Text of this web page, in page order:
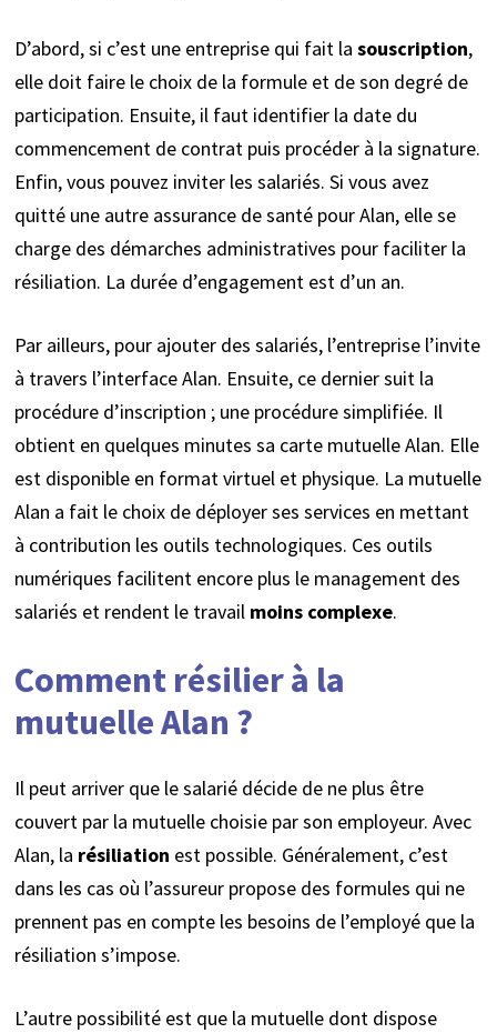
D’abord, si c’est une entreprise qui fait la souscription,
elle doit faire le choix de la formule et de son degré de
participation. Ensuite, il faut identifier la date du
commencement de contrat puis procéder à la signature.
Enfin, vous pouvez inviter les salariés. Si vous avez
quitté une autre assurance de santé pour Alan, elle se
charge des démarches administratives pour faciliter la
résiliation. La durée d’engagement est d’un an.
Par ailleurs, pour ajouter des salariés, l’entreprise l’invite
à travers l’interface Alan. Ensuite, ce dernier suit la
procédure d’inscription ; une procédure simplifiée. Il
obtient en quelques minutes sa carte mutuelle Alan. Elle
est disponible en format virtuel et physique. La mutuelle
Alan a fait le choix de déployer ses services en mettant
à contribution les outils technologiques. Ces outils
numériques facilitent encore plus le management des
salariés et rendent le travail moins complexe.
Comment résilier à la
mutuelle Alan ?
Il peut arriver que le salarié décide de ne plus être
couvert par la mutuelle choisie par son employeur. Avec
Alan, la résiliation est possible. Généralement, c’est
dans les cas où l’assureur propose des formules qui ne
prennent pas en compte les besoins de l’employé que la
résiliation s’impose.
L’autre possibilité est que la mutuelle dont dispose